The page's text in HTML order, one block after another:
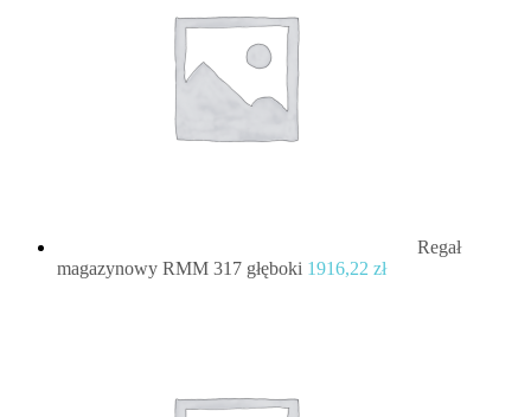
Regał
magazynowy RMM 317 głęboki 1916,22 zł